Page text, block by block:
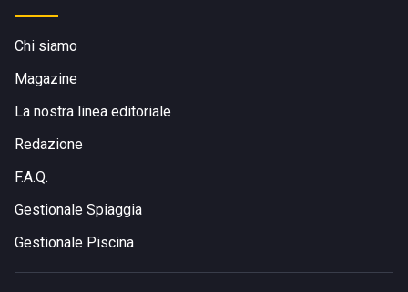
Chi siamo
Magazine
La nostra linea editoriale
Redazione
F.A.Q.
Gestionale Spiaggia
Gestionale Piscina